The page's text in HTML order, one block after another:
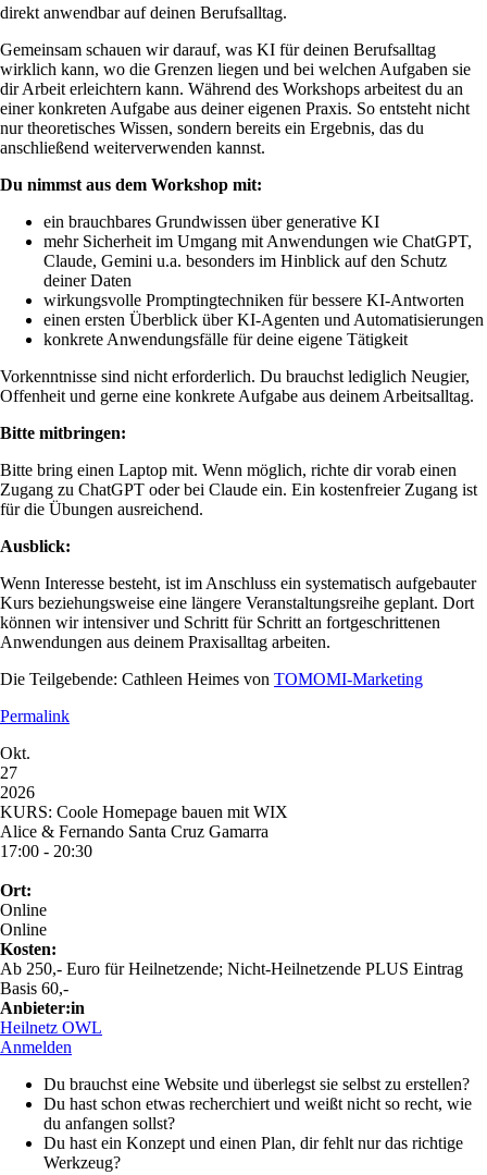
direkt anwendbar auf deinen Berufsalltag.
Gemeinsam schauen wir darauf, was KI für deinen Berufsalltag
wirklich kann, wo die Grenzen liegen und bei welchen Aufgaben sie
dir Arbeit erleichtern kann. Während des Workshops arbeitest du an
einer konkreten Aufgabe aus deiner eigenen Praxis. So entsteht nicht
nur theoretisches Wissen, sondern bereits ein Ergebnis, das du
anschließend weiterverwenden kannst.
Du nimmst aus dem Workshop mit:
ein brauchbares Grundwissen über generative KI
mehr Sicherheit im Umgang mit Anwendungen wie ChatGPT,
Claude, Gemini u.a. besonders im Hinblick auf den Schutz
deiner Daten
wirkungsvolle Promptingtechniken für bessere KI-Antworten
einen ersten Überblick über KI-Agenten und Automatisierungen
konkrete Anwendungsfälle für deine eigene Tätigkeit
Vorkenntnisse sind nicht erforderlich. Du brauchst lediglich Neugier,
Offenheit und gerne eine konkrete Aufgabe aus deinem Arbeitsalltag.
Bitte mitbringen:
Bitte bring einen Laptop mit. Wenn möglich, richte dir vorab einen
Zugang zu ChatGPT oder bei Claude ein. Ein kostenfreier Zugang ist
für die Übungen ausreichend.
Ausblick:
Wenn Interesse besteht, ist im Anschluss ein systematisch aufgebauter
Kurs beziehungsweise eine längere Veranstaltungsreihe geplant. Dort
können wir intensiver und Schritt für Schritt an fortgeschrittenen
Anwendungen aus deinem Praxisalltag arbeiten.
Die Teilgebende: Cathleen Heimes von TOMOMI-Marketing
Permalink
Okt.
27
2026
KURS: Coole Homepage bauen mit WIX
Alice & Fernando Santa Cruz Gamarra
17:00 - 20:30
Ort:
Online
Online
Kosten:
Ab 250,- Euro für Heilnetzende; Nicht-Heilnetzende PLUS Eintrag
Basis 60,-
Anbieter:in
Heilnetz OWL
Anmelden
Du brauchst eine Website und überlegst sie selbst zu erstellen?
Du hast schon etwas recherchiert und weißt nicht so recht, wie
du anfangen sollst?
Du hast ein Konzept und einen Plan, dir fehlt nur das richtige
Werkzeug?